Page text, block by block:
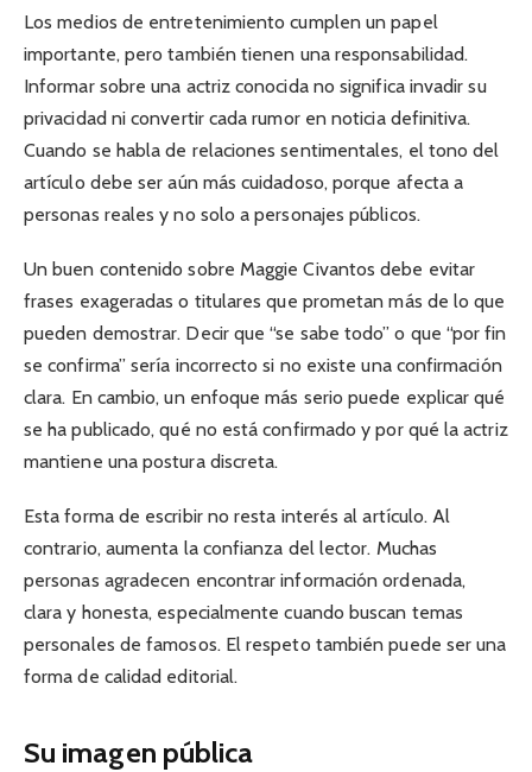
Los medios de entretenimiento cumplen un papel
importante, pero también tienen una responsabilidad.
Informar sobre una actriz conocida no significa invadir su
privacidad ni convertir cada rumor en noticia definitiva.
Cuando se habla de relaciones sentimentales, el tono del
artículo debe ser aún más cuidadoso, porque afecta a
personas reales y no solo a personajes públicos.
Un buen contenido sobre Maggie Civantos debe evitar
frases exageradas o titulares que prometan más de lo que
pueden demostrar. Decir que “se sabe todo” o que “por fin
se confirma” sería incorrecto si no existe una confirmación
clara. En cambio, un enfoque más serio puede explicar qué
se ha publicado, qué no está confirmado y por qué la actriz
mantiene una postura discreta.
Esta forma de escribir no resta interés al artículo. Al
contrario, aumenta la confianza del lector. Muchas
personas agradecen encontrar información ordenada,
clara y honesta, especialmente cuando buscan temas
personales de famosos. El respeto también puede ser una
forma de calidad editorial.
Su imagen pública